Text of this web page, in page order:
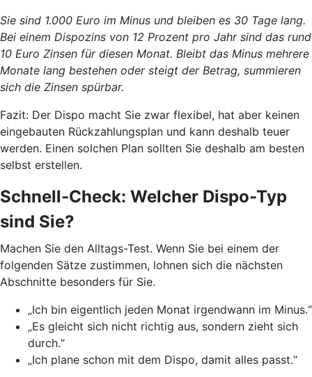
Sie sind 1.000 Euro im Minus und bleiben es 30 Tage lang.
Bei einem Dispozins von 12 Prozent pro Jahr sind das rund
10 Euro Zinsen für diesen Monat. Bleibt das Minus mehrere
Monate lang bestehen oder steigt der Betrag, summieren
sich die Zinsen spürbar.
Fazit: Der Dispo macht Sie zwar flexibel, hat aber keinen
eingebauten Rückzahlungsplan und kann deshalb teuer
werden. Einen solchen Plan sollten Sie deshalb am besten
selbst erstellen.
Schnell-Check: Welcher Dispo-Typ
sind Sie?
Machen Sie den Alltags-Test. Wenn Sie bei einem der
folgenden Sätze zustimmen, lohnen sich die nächsten
Abschnitte besonders für Sie.
„Ich bin eigentlich jeden Monat irgendwann im Minus.“
„Es gleicht sich nicht richtig aus, sondern zieht sich
durch.“
„Ich plane schon mit dem Dispo, damit alles passt.“